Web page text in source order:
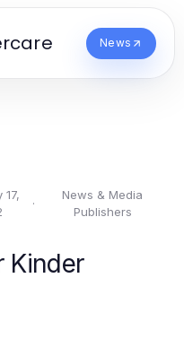
News
17,
·
News & Media
Publishers
Kinder